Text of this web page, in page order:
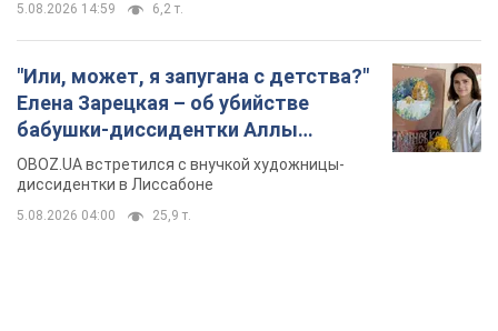
5.08.2026 14:59 6,2 т.
"Или, может, я запугана с детства?"
Елена Зарецкая – об убийстве
бабушки-диссидентки Аллы
Горской, критике сына Стуса и
бегстве в Португалию с пятью
детьми
OBOZ.UA встретился с внучкой художницы-
диссидентки в Лиссабоне
5.08.2026 04:00 25,9 т.